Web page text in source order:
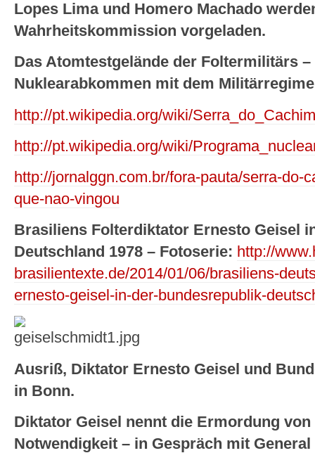
Lopes Lima und Homero Machado
Wahrheitskommission vorgeladen.
Das Atomtestgelände der Foltermilitärs
Nuklearabkommen mit dem
http://pt.wikipedia.org/wiki/
http://pt.wikipedia.org/wiki/
http://jornalggn.com.br/fora-pauta/serra-do-
que-nao-vingou
Brasiliens Folterdiktator Ernesto Geisel
Deutschland 1978 – Fotoserie: http://
brasilientexte.de/2014/01/06/brasiliens-
ernesto-geisel-in-der-bundesrepublik-
Ausriß, Diktator Ernesto Geisel und
in Bonn.
Diktator Geisel nennt die Ermordung
Notwendigkeit – in Gespräch mit